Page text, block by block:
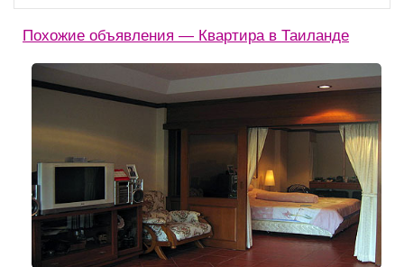
Похожие объявления — Квартира в Таиланде